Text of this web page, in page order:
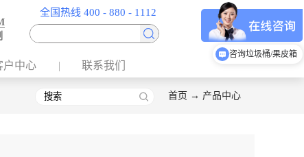
全国热线 400 - 880 - 1112
户中心 联系我们
首页 → 产品中心
咨询烟灰柱